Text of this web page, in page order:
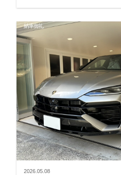
納車御礼
2026.05.08